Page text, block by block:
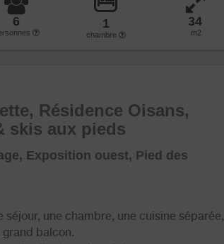
6 1
chambre
34
m2
Résidence Oisans,
skis aux pieds
Exposition ouest, Pied des
une chambre, une cuisine séparée,
balcon.